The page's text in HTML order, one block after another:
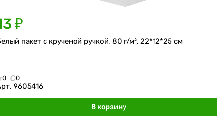
₽
пакет с крученой ручкой, 80 г/м², 22*12*25 см
0 0
9605416
В корзину